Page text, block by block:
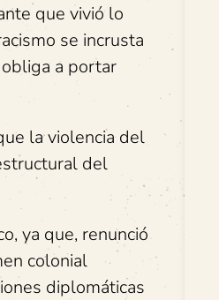
que vivió lo
se incrusta
a portar
la violencia del
del
ya que, renunció
colonial
diplomáticas